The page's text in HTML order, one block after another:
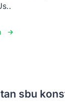
sbu